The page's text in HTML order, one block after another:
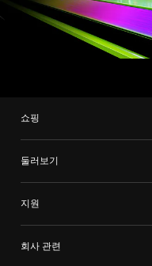
쇼핑
둘러보기
지원
회사 관련